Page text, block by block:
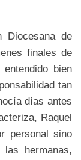
Diocesana de
finales de
bien
tan
días antes
Raquel
personal sino
hermanas,